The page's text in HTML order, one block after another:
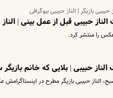
حبیبی بازیگر | الناز حبیبی بیوگرافی
الناز حبیبی قبل از عمل بینی |
عکس را منتشر کرد.
الناز حبیبی | بلایی که خانم
الناز حبیبی بازیگر مطرح در